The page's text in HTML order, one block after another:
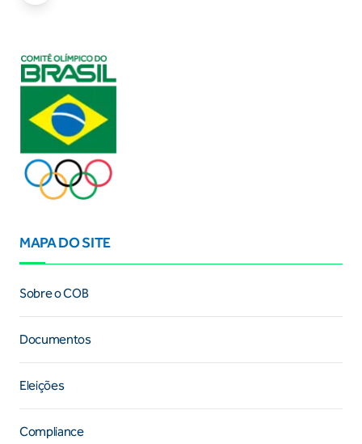
MAPA DO SITE
Sobre o COB
Documentos
Eleições
Compliance